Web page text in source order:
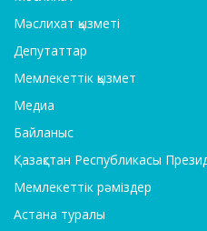
Мәслихат
Мәслихат қызметі
Депутаттар
Мемлекеттік қызмет
Медиа
Байланыс
Қазақстан Республикасы
Мемлекеттік рәміздер